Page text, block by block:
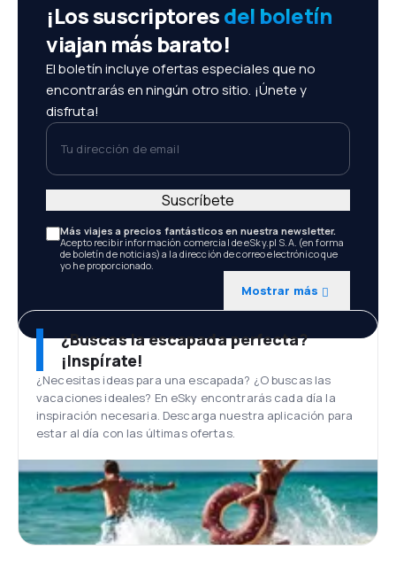
¡Los suscriptoresdel boletín
viajan más barato!
El boletín incluye ofertas especiales que no
encontrarás en ningún otro sitio. ¡Únete y
disfruta!
Tu dirección de email
Más viajes a precios fantásticos en nuestra newsletter.
Acepto recibir información comercial de eSky.pl S.A. (en forma
de boletín de noticias) a la dirección de correo electrónico que
yo he proporcionado.
Mostrar más
Suscríbete
¿Buscas la escapada perfecta?
¡Inspírate!
¿Necesitas ideas para una escapada? ¿O buscas las
vacaciones ideales? En eSky encontrarás cada día la
inspiración necesaria. Descarga nuestra aplicación para
estar al día con las últimas ofertas.